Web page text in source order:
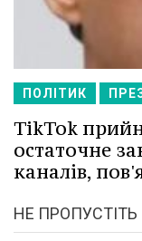
ПОЛІТИК
TikTok
остаточне
каналів,
НЕ ПРОПУСТІТЬ